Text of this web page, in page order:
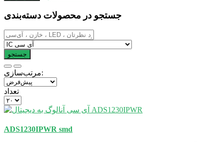
جستجو در محصولات دسته‌بندی
مرتب‌سازی:
تعداد
ADS1230IPWR smd